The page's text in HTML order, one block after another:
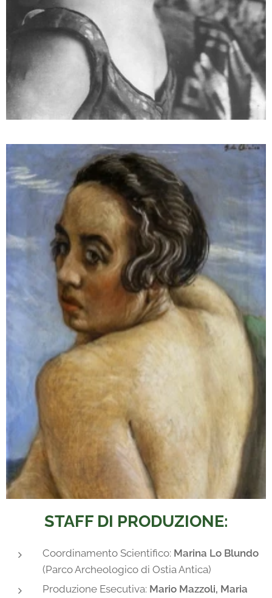
STAFF DI PRODUZIONE:
Coordinamento Scientifico: Marina Lo Blundo
(Parco Archeologico di Ostia Antica)
Produzione Esecutiva: Mario Mazzoli, Maria